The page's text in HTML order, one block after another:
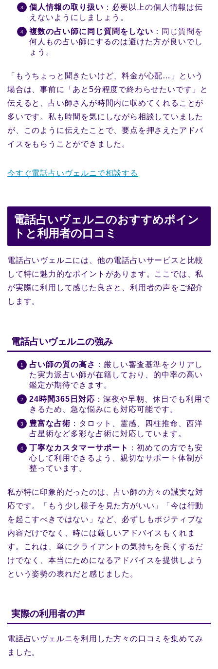
個人情報の取り扱い ：必要以上の個人情報は伝
えないようにしましょう。
複数の占い師に同じ質問をしない ：同じ質問を
何人もの占い師にするのは避けた方が良いでし
ょう。
「もうちょっと聞きたいけど、料金が心配…」という
場合は、事前に「あと5分程度で終わらせたいです」と
伝えると、占い師さんが時間内に収めてくれることが
多いです。私も時間を気にしながら相談していました
が、このように伝えたことで、要点を押さえたアドバ
イスをもらうことができました。
今すぐ電話占いヴェルニで相談する
電話占いヴェルニのおすすめポイン
トと利用者の口コミ
電話占いヴェルニには、他の電話占いサービスと比較
して特に魅力的なポイントがあります。ここでは、私
が実際に利用して感じた良さと、利用者の声をご紹介
します。
電話占いヴェルニの強み
占い師の質の高さ ：厳しい審査基準をクリアし
た実力派占い師が在籍しており、的中率の高い
鑑定が期待できます。
24時間365日対応 ：深夜や早朝、休日でも利用で
きるため、急な悩みにも対応可能です。
豊富な占術 ：タロット、霊感、四柱推命、西洋
占星術など多彩な占術に対応しています。
丁寧なカスタマーサポート
：初めての方でも安
心して利用できるよう、親切なサポート体制が
整っています。
私が特に印象的だったのは、占い師の方々の誠実な対
応です。「もう少し様子を見た方がいい」「今は行動
を起こすべきではない」など、必ずしもポジティブな
内容だけでなく、時には厳しいアドバイスもくれま
す。これは、単にクライアントの気持ちを良くするだ
けでなく、本当にためになるアドバイスを提供しよう
という姿勢の表れだと感じました。
実際の利用者の声
電話占いヴェルニを利用した方々の口コミを集めてみ
ました。